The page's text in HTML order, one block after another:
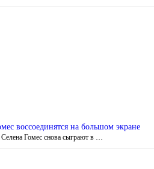
воссоединятся на большом экране
Гомес снова сыграют в …